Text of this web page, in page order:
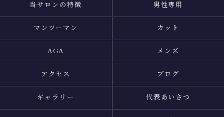
当サロンの特徴 男性専用
マンツーマン カット
AGA メンズ
アクセス ブログ
ギャラリー 代表あいさつ